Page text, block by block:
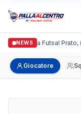
NEWS
Italgronda Futsal
Giocatore